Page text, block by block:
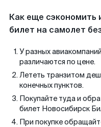
Как еще сэкономить
билет на самолет
У разных
различаются по цене.
Лететь транзитом
конечных пунктов.
Покупайте туда и
билет Новосибирск
При покупке